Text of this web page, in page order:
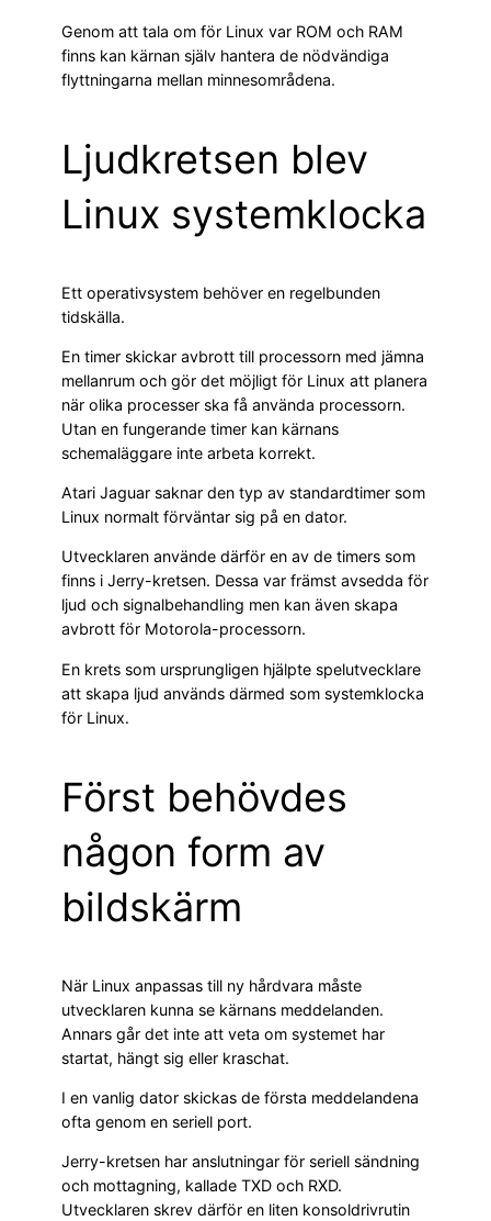
Genom att tala om för Linux var ROM och RAM
finns kan kärnan själv hantera de nödvändiga
flyttningarna mellan minnesområdena.
Ljudkretsen blev
Linux systemklocka
Ett operativsystem behöver en regelbunden
tidskälla.
En timer skickar avbrott till processorn med jämna
mellanrum och gör det möjligt för Linux att planera
när olika processer ska få använda processorn.
Utan en fungerande timer kan kärnans
schemaläggare inte arbeta korrekt.
Atari Jaguar saknar den typ av standardtimer som
Linux normalt förväntar sig på en dator.
Utvecklaren använde därför en av de timers som
finns i Jerry-kretsen. Dessa var främst avsedda för
ljud och signalbehandling men kan även skapa
avbrott för Motorola-processorn.
En krets som ursprungligen hjälpte spelutvecklare
att skapa ljud används därmed som systemklocka
för Linux.
Först behövdes
någon form av
bildskärm
När Linux anpassas till ny hårdvara måste
utvecklaren kunna se kärnans meddelanden.
Annars går det inte att veta om systemet har
startat, hängt sig eller kraschat.
I en vanlig dator skickas de första meddelandena
ofta genom en seriell port.
Jerry-kretsen har anslutningar för seriell sändning
och mottagning, kallade TXD och RXD.
Utvecklaren skrev därför en liten konsoldrivrutin